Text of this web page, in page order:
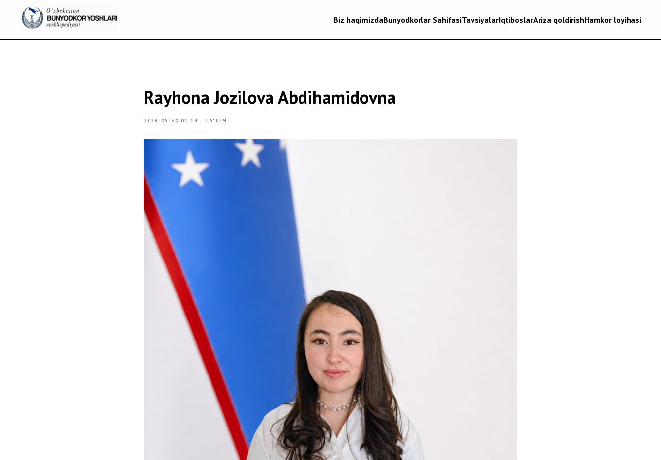
Biz haqimizdaBunyodkorlar SahifasiTavsiyalarIqtiboslarAriza qoldirishHamkor loyihasi
Rayhona Jozilova Abdihamidovna
2026-05-30 01:14 TA'LIM